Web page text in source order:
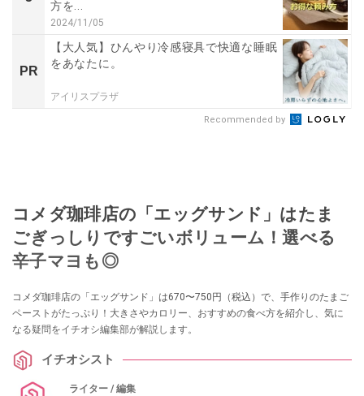
方を...
2024/11/05
PR
【大人気】ひんやり冷感寝具で快適な睡眠
をあなたに。
アイリスプラザ
Recommended by
コメダ珈琲店の「エッグサンド」はたま
ごぎっしりですごいボリューム！選べる
辛子マヨも◎
コメダ珈琲店の「エッグサンド」は670〜750円（税込）で、手作りのたまご
ペーストがたっぷり！大きさやカロリー、おすすめの食べ方を紹介し、気に
なる疑問をイチオシ編集部が解説します。
イチオシスト
ライター / 編集